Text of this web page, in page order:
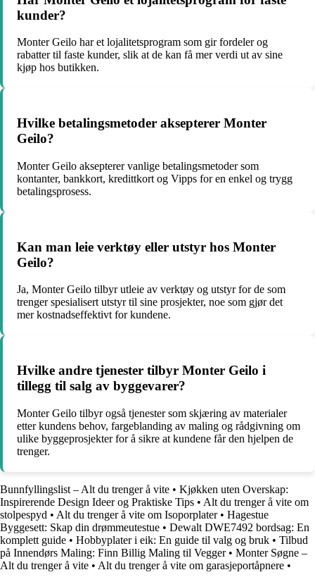
kunder?
Monter Geilo har et lojalitetsprogram som gir fordeler og
rabatter til faste kunder, slik at de kan få mer verdi ut av sine
kjøp hos butikken.
Hvilke betalingsmetoder aksepterer Monter
Geilo?
Monter Geilo aksepterer vanlige betalingsmetoder som
kontanter, bankkort, kredittkort og Vipps for en enkel og trygg
betalingsprosess.
Kan man leie verktøy eller utstyr hos Monter
Geilo?
Ja, Monter Geilo tilbyr utleie av verktøy og utstyr for de som
trenger spesialisert utstyr til sine prosjekter, noe som gjør det
mer kostnadseffektivt for kundene.
Hvilke andre tjenester tilbyr Monter Geilo i
tillegg til salg av byggevarer?
Monter Geilo tilbyr også tjenester som skjæring av materialer
etter kundens behov, fargeblanding av maling og rådgivning om
ulike byggeprosjekter for å sikre at kundene får den hjelpen de
trenger.
Bunnfyllingslist – Alt du trenger å vite • Kjøkken uten Overskap:
Inspirerende Design Ideer og Praktiske Tips • Alt du trenger å vite om
stolpespyd • Alt du trenger å vite om Isoporplater• Hagestue
Byggesett: Skap din drømmeutestue • Dewalt DWE7492 bordsag: En
komplett guide • Hobbyplater i eik: En guide til valg og bruk • Tilbud
på Innendørs Maling: Finn Billig Maling til Vegger• Monter Søgne –
Alt du trenger å vite • Alt du trenger å vite om garasjeportåpnere •